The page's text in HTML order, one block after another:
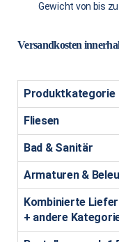
Gewicht von bis zu
Versandkosten
Produktkategorie
Fliesen
Bad & Sanitär
Armaturen &
Kombinierte
+ andere